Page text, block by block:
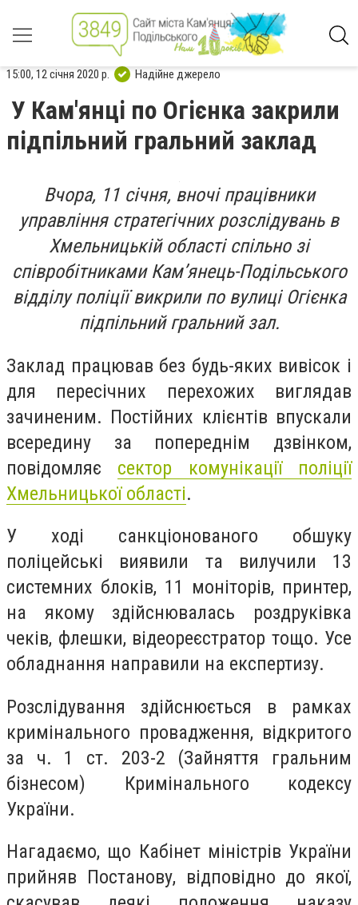
15:00, 12 січня 2020 р. Надійне джерело
У Кам'янці по Огієнка закрили
підпільний гральний заклад
Вчора, 11 січня, вночі працівники
управління стратегічних розслідувань в
Хмельницькій області спільно зі
співробітниками Кам’янець-Подільського
відділу поліції викрили по вулиці Огієнка
підпільний гральний зал.
Заклад працював без будь-яких вивісок і
для пересічних перехожих виглядав
зачиненим. Постійних клієнтів впускали
всередину за попереднім дзвінком,
повідомляє сектор комунікації поліції
Хмельницької області.
У ході санкціонованого обшуку
поліцейські виявили та вилучили 13
системних блоків, 11 моніторів, принтер,
на якому здійснювалась роздруківка
чеків, флешки, відеореєстратор тощо. Усе
обладнання направили на експертизу.
Розслідування здійснюється в рамках
кримінального провадження, відкритого
за ч. 1 ст. 203-2 (Зайняття гральним
бізнесом) Кримінального кодексу
України.
Нагадаємо, що Кабінет міністрів України
прийняв Постанову, відповідно до якої,